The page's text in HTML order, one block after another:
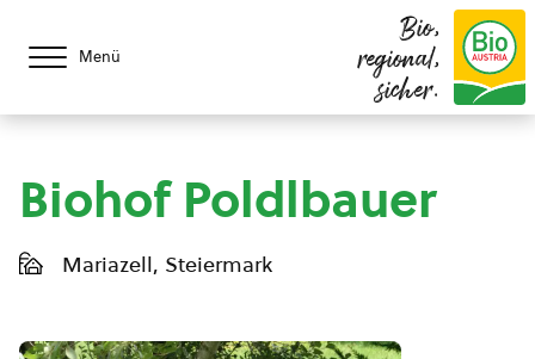
Menü
Bio,
regional,
sicher.
Biohof Poldlbauer
Mariazell, Steiermark